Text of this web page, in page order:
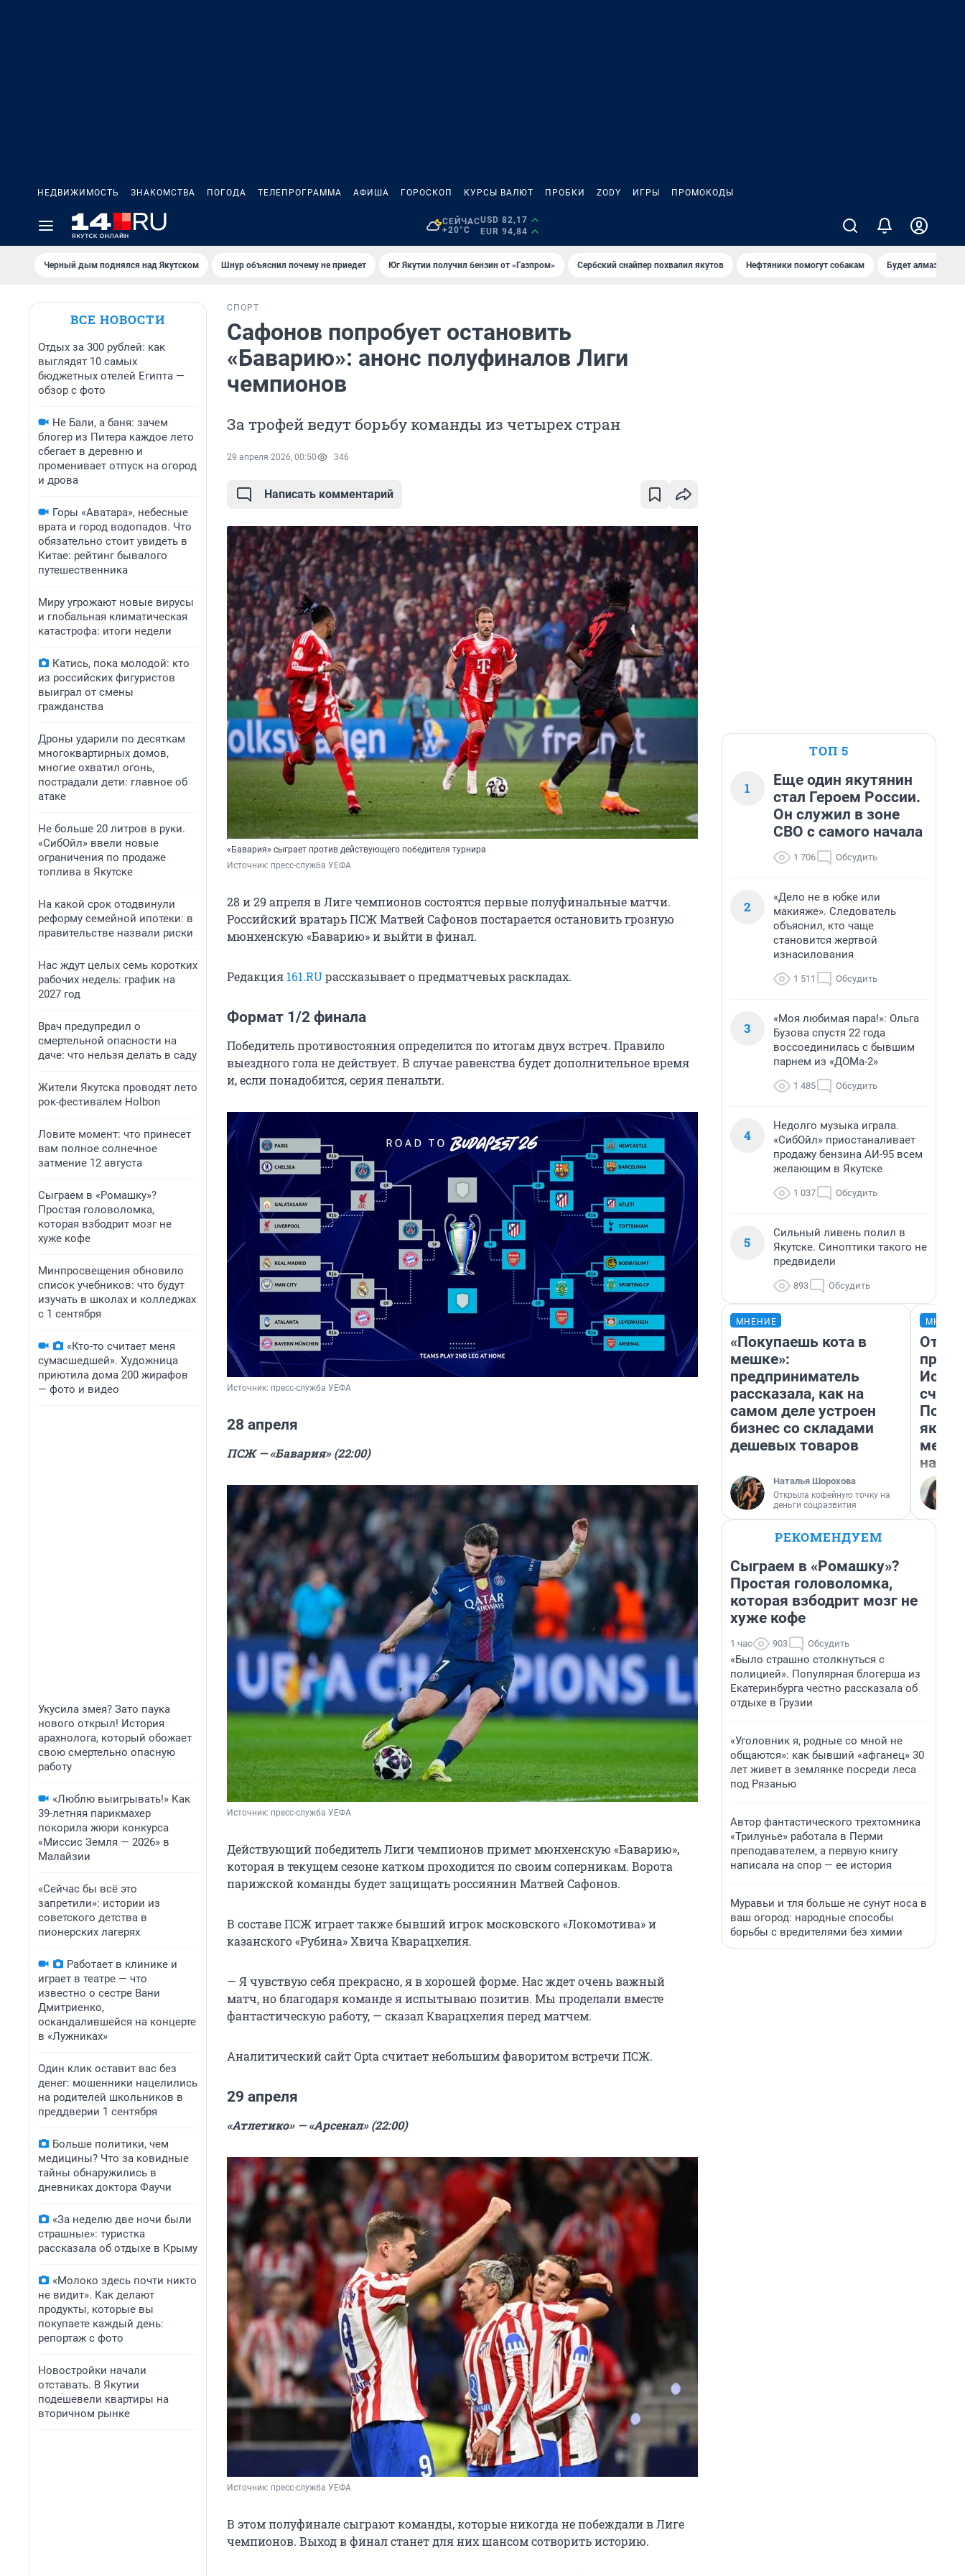
НЕДВИЖИМОСТЬ ЗНАКОМСТВА ПОГОДА ТЕЛЕПРОГРАММА АФИША ГОРОСКОП КУРСЫ ВАЛЮТ ПРОБКИ ZODY ИГРЫ ПРОМОКОДЫ
СЕЙЧАС
+20°C
USD 82,17
EUR 94,84
Черный дым поднялся над Якутском Шнур объяснил почему не приедет Юг Якутии получил бензин от «Газпром» Сербский снайпер похвалил якутов Нефтяники помогут собакам Будет алмазный
ВСЕ НОВОСТИ
Отдых за 300 рублей: как
выглядят 10 самых
бюджетных отелей Египта —
обзор с фото
Не Бали, а баня: зачем
блогер из Питера каждое лето
сбегает в деревню и
променивает отпуск на огород
и дрова
Горы «Аватара», небесные
врата и город водопадов. Что
обязательно стоит увидеть в
Китае: рейтинг бывалого
путешественника
Миру угрожают новые вирусы
и глобальная климатическая
катастрофа: итоги недели
Катись, пока молодой: кто
из российских фигуристов
выиграл от смены
гражданства
Дроны ударили по десяткам
многоквартирных домов,
многие охватил огонь,
пострадали дети: главное об
атаке
Не больше 20 литров в руки.
«СибОйл» ввели новые
ограничения по продаже
топлива в Якутске
На какой срок отодвинули
реформу семейной ипотеки: в
правительстве назвали риски
Нас ждут целых семь коротких
рабочих недель: график на
2027 год
Врач предупредил о
смертельной опасности на
даче: что нельзя делать в саду
Жители Якутска проводят лето
рок-фестивалем Holbon
Ловите момент: что принесет
вам полное солнечное
затмение 12 августа
Сыграем в «Ромашку»?
Простая головоломка,
которая взбодрит мозг не
хуже кофе
Минпросвещения обновило
список учебников: что будут
изучать в школах и колледжах
с 1 сентября
«Кто-то считает меня
сумасшедшей». Художница
приютила дома 200 жирафов
— фото и видео
Укусила змея? Зато паука
нового открыл! История
арахнолога, который обожает
свою смертельно опасную
работу
«Люблю выигрывать!» Как
39-летняя парикмахер
покорила жюри конкурса
«Миссис Земля — 2026» в
Малайзии
«Сейчас бы всё это
запретили»: истории из
советского детства в
пионерских лагерях
Работает в клинике и
играет в театре — что
известно о сестре Вани
Дмитриенко,
оскандалившейся на концерте
в «Лужниках»
Один клик оставит вас без
денег: мошенники нацелились
на родителей школьников в
преддверии 1 сентября
Больше политики, чем
медицины? Что за ковидные
тайны обнаружились в
дневниках доктора Фаучи
«За неделю две ночи были
страшные»: туристка
рассказала об отдыхе в Крыму
«Молоко здесь почти никто
не видит». Как делают
продукты, которые вы
покупаете каждый день:
репортаж с фото
Новостройки начали
отставать. В Якутии
подешевели квартиры на
вторичном рынке
СПОРТ
Сафонов попробует остановить
«Баварию»: анонс полуфиналов Лиги
чемпионов
За трофей ведут борьбу команды из четырех стран
29 апреля 2026, 00:50 346
Написать комментарий
«Бавария» сыграет против действующего победителя турнира
Источник: пресс-служба УЕФА
28 и 29 апреля в Лиге чемпионов состоятся первые полуфинальные матчи.
Российский вратарь ПСЖ Матвей Сафонов постарается остановить грозную
мюнхенскую «Баварию» и выйти в финал.
Редакция 161.RUрассказывает о предматчевых раскладах.
Формат 1/2 финала
Победитель противостояния определится по итогам двух встреч. Правило
выездного гола не действует. В случае равенства будет дополнительное время
и, если понадобится, серия пенальти.
Источник: пресс-служба УЕФА
28 апреля
ПСЖ — «Бавария» (22:00)
Источник: пресс-служба УЕФА
Действующий победитель Лиги чемпионов примет мюнхенскую «Баварию»,
которая в текущем сезоне катком проходится по своим соперникам. Ворота
парижской команды будет защищать россиянин Матвей Сафонов.
В составе ПСЖ играет также бывший игрок московского «Локомотива» и
казанского «Рубина» Хвича Кварацхелия.
— Я чувствую себя прекрасно, я в хорошей форме. Нас ждет очень важный
матч, но благодаря команде я испытываю позитив. Мы проделали вместе
фантастическую работу, — сказал Кварацхелия перед матчем.
Аналитический сайт Opta считает небольшим фаворитом встречи ПСЖ.
29 апреля
«Атлетико» — «Арсенал» (22:00)
Источник: пресс-служба УЕФА
В этом полуфинале сыграют команды, которые никогда не побеждали в Лиге
чемпионов. Выход в финал станет для них шансом сотворить историю.
ТОП 5
1
Еще один якутянин
стал Героем России.
Он служил в зоне
СВО с самого начала
1 706 Обсудить
2
«Дело не в юбке или
макияже». Следователь
объяснил, кто чаще
становится жертвой
изнасилования
1 511 Обсудить
3
«Моя любимая пара!»: Ольга
Бузова спустя 22 года
воссоединилась с бывшим
парнем из «ДОМа-2»
1 485 Обсудить
4
Недолго музыка играла.
«СибОйл» приостаналивает
продажу бензина АИ-95 всем
желающим в Якутске
1 037 Обсудить
5
Сильный ливень полил в
Якутске. Синоптики такого не
предвидели
893 Обсудить
МНЕНИЕ
«Покупаешь кота в
мешке»:
предприниматель
рассказала, как на
самом деле устроен
бизнес со складами
дешевых товаров
Наталья Шорохова
Открыла кофейную точку на
деньги соцразвития
метр
РЕКОМЕНДУЕМ
Сыграем в «Ромашку»?
Простая головоломка,
которая взбодрит мозг не
хуже кофе
1 час 903 Обсудить
«Было страшно столкнуться с
полицией». Популярная блогерша из
Екатеринбурга честно рассказала об
отдыхе в Грузии
«Уголовник я, родные со мной не
общаются»: как бывший «афганец» 30
лет живет в землянке посреди леса
под Рязанью
Автор фантастического трехтомника
«Трилунье» работала в Перми
преподавателем, а первую книгу
написала на спор — ее история
Муравьи и тля больше не сунут носа в
ваш огород: народные способы
борьбы с вредителями без химии